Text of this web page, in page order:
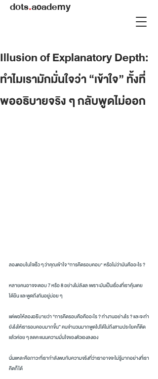
dots.academy
Illusion of Explanatory Depth:
ทำไมเรามักมั่นใจว่า “เข้าใจ” ทั้งที่
พออธิบายจริง ๆ กลับพูดไม่ออก
ลองตอบในใจเร็ว ๆ ว่าคุณเข้าใจ “การคิดรอบคอบ" หรือไม่ว่ามันคืออะไร ?
หลายคนอาจจะตอบ 7 หรือ 8 อย่างไม่ลังเล เพราะมันเป็นเรื่องที่เราคุ้นเคย
ได้ยิน และพูดถึงกันอยู่บ่อย ๆ
แต่พอให้ลองอธิบายว่า “การคิดรอบคือคืออะไร ? ทำงานอย่างไร ? และจะทำ
ยังไงให้เรารอบคอบมากขึ้น” คนจำนวนมากพูดไปได้ไม่ถึงสามประโยคก็ติด
แล้วค่อย ๆ ลดคะแนนความมั่นใจของตัวเองลงเอง
นั่นแหละคือภาวะที่เรากำลังพบกับความจริงที่ว่าเราอาจจะไม่รู้มากอย่างที่เรา
คิดก็ได้